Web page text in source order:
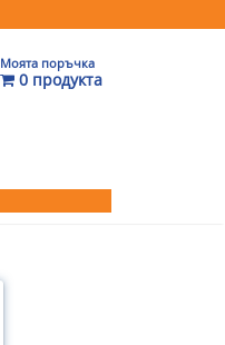
Моята поръчка
0 продукта